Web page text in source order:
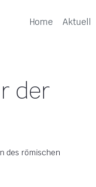
Home Aktuell
der
des römischen